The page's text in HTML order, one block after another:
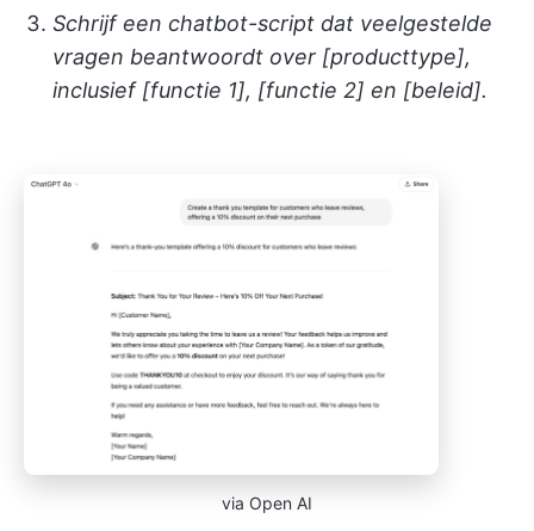
Schrijf een chatbot-script dat veelgestelde
vragen beantwoordt over [producttype],
inclusief [functie 1], [functie 2] en [beleid].
via Open AI